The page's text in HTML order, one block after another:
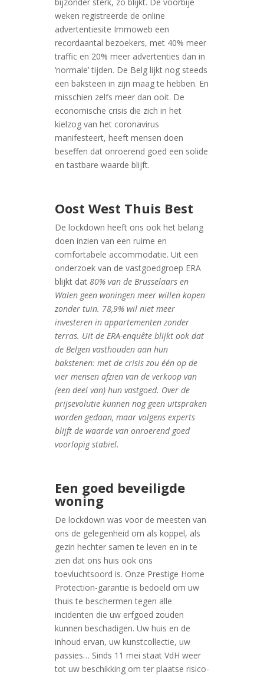
weken registreerde de online
advertentiesite Immoweb een
recordaantal bezoekers, met 40% meer
traffic en 20% meer advertenties dan in
‘normale’ tijden. De Belg lijkt nog steeds
een baksteen in zijn maag te hebben. En
misschien zelfs meer dan ooit. De
economische crisis die zich in het
kielzog van het coronavirus
manifesteert, heeft mensen doen
beseffen dat onroerend goed een solide
en tastbare waarde blijft.
Oost West Thuis Best
De lockdown heeft ons ook het belang
doen inzien van een ruime en
comfortabele accommodatie. Uit een
onderzoek van de vastgoedgroep ERA
blijkt dat 80% van de Brusselaars en
Walen geen woningen meer willen kopen
zonder tuin. 78,9% wil niet meer
investeren in appartementen zonder
terras. Uit de ERA-enquête blijkt ook dat
de Belgen vasthouden aan hun
bakstenen: met de crisis zou één op de
vier mensen afzien van de verkoop van
(een deel van) hun vastgoed. Over de
prijsevolutie kunnen nog geen uitspraken
worden gedaan, maar volgens experts
blijft de waarde van onroerend goed
voorlopig stabiel.
Een goed beveiligde
woning
De lockdown was voor de meesten van
ons de gelegenheid om als koppel, als
gezin hechter samen te leven en in te
zien dat ons huis ook ons
toevluchtsoord is. Onze Prestige Home
Protection-garantie is bedoeld om uw
thuis te beschermen tegen alle
incidenten die uw erfgoed zouden
kunnen beschadigen. Uw huis en de
inhoud ervan, uw kunstcollectie, uw
passies… Sinds 11 mei staat VdH weer
tot uw beschikking om ter plaatse risico-